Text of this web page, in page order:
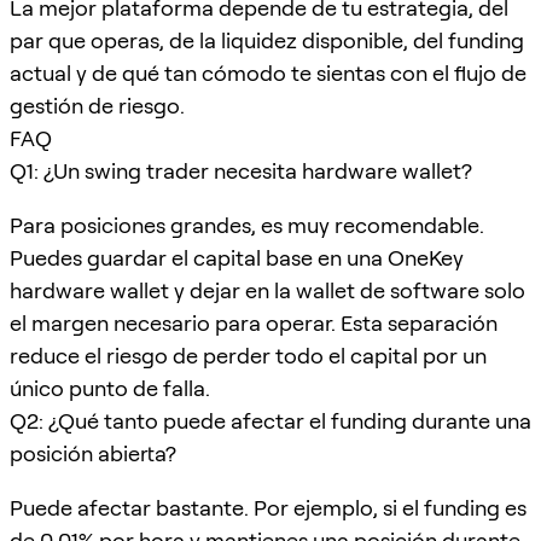
La mejor plataforma depende de tu estrategia, del
par que operas, de la liquidez disponible, del funding
actual y de qué tan cómodo te sientas con el flujo de
gestión de riesgo.
FAQ
Q1: ¿Un swing trader necesita hardware wallet?
Para posiciones grandes, es muy recomendable.
Puedes guardar el capital base en una OneKey
hardware wallet y dejar en la wallet de software solo
el margen necesario para operar. Esta separación
reduce el riesgo de perder todo el capital por un
único punto de falla.
Q2: ¿Qué tanto puede afectar el funding durante una
posición abierta?
Puede afectar bastante. Por ejemplo, si el funding es